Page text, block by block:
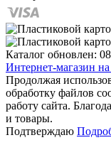
Каталог обновлен:
Интернет-магазин
Продолжая
обработку файлов
работу сайта.
и товары.
Подтверждаю